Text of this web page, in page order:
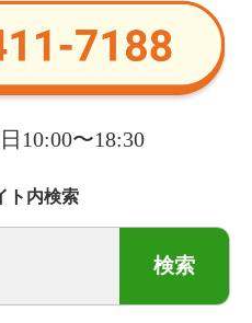
10:00〜18:30
ト内検索
検索